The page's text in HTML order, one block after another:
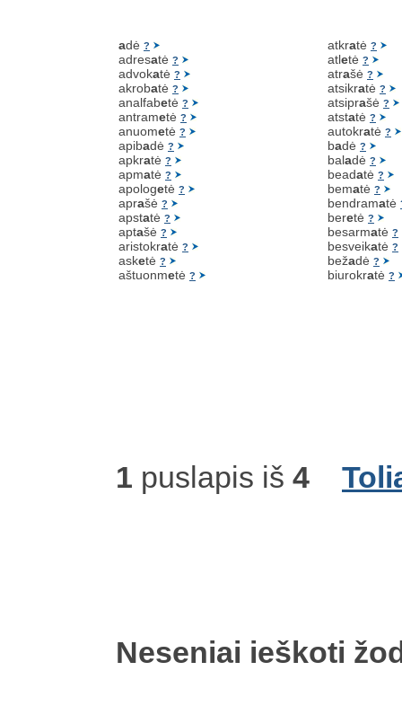
adė ?
adresatė ?
advokatė ?
akrobatė ?
analfabetė ?
antrametė ?
anuometė ?
apibadė ?
apkratė ?
apmatė ?
apologetė ?
aprašė ?
apstatė ?
aptašė ?
aristokratė ?
asketė ?
aštuonmetė ?
atkratė ?
atletė ?
atrašė ?
atsikratė ?
atsiprašė ?
atstatė ?
autokratė ?
badė ?
baladė ?
beadatė ?
bematė ?
bendramatė
beretė ?
besarmatė ?
besveikatė ?
bežadė ?
biurokratė ?
1 puslapis iš 4
Neseniai ieškoti